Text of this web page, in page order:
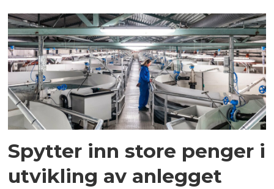
Spytter inn store penger i
utvikling av anlegget